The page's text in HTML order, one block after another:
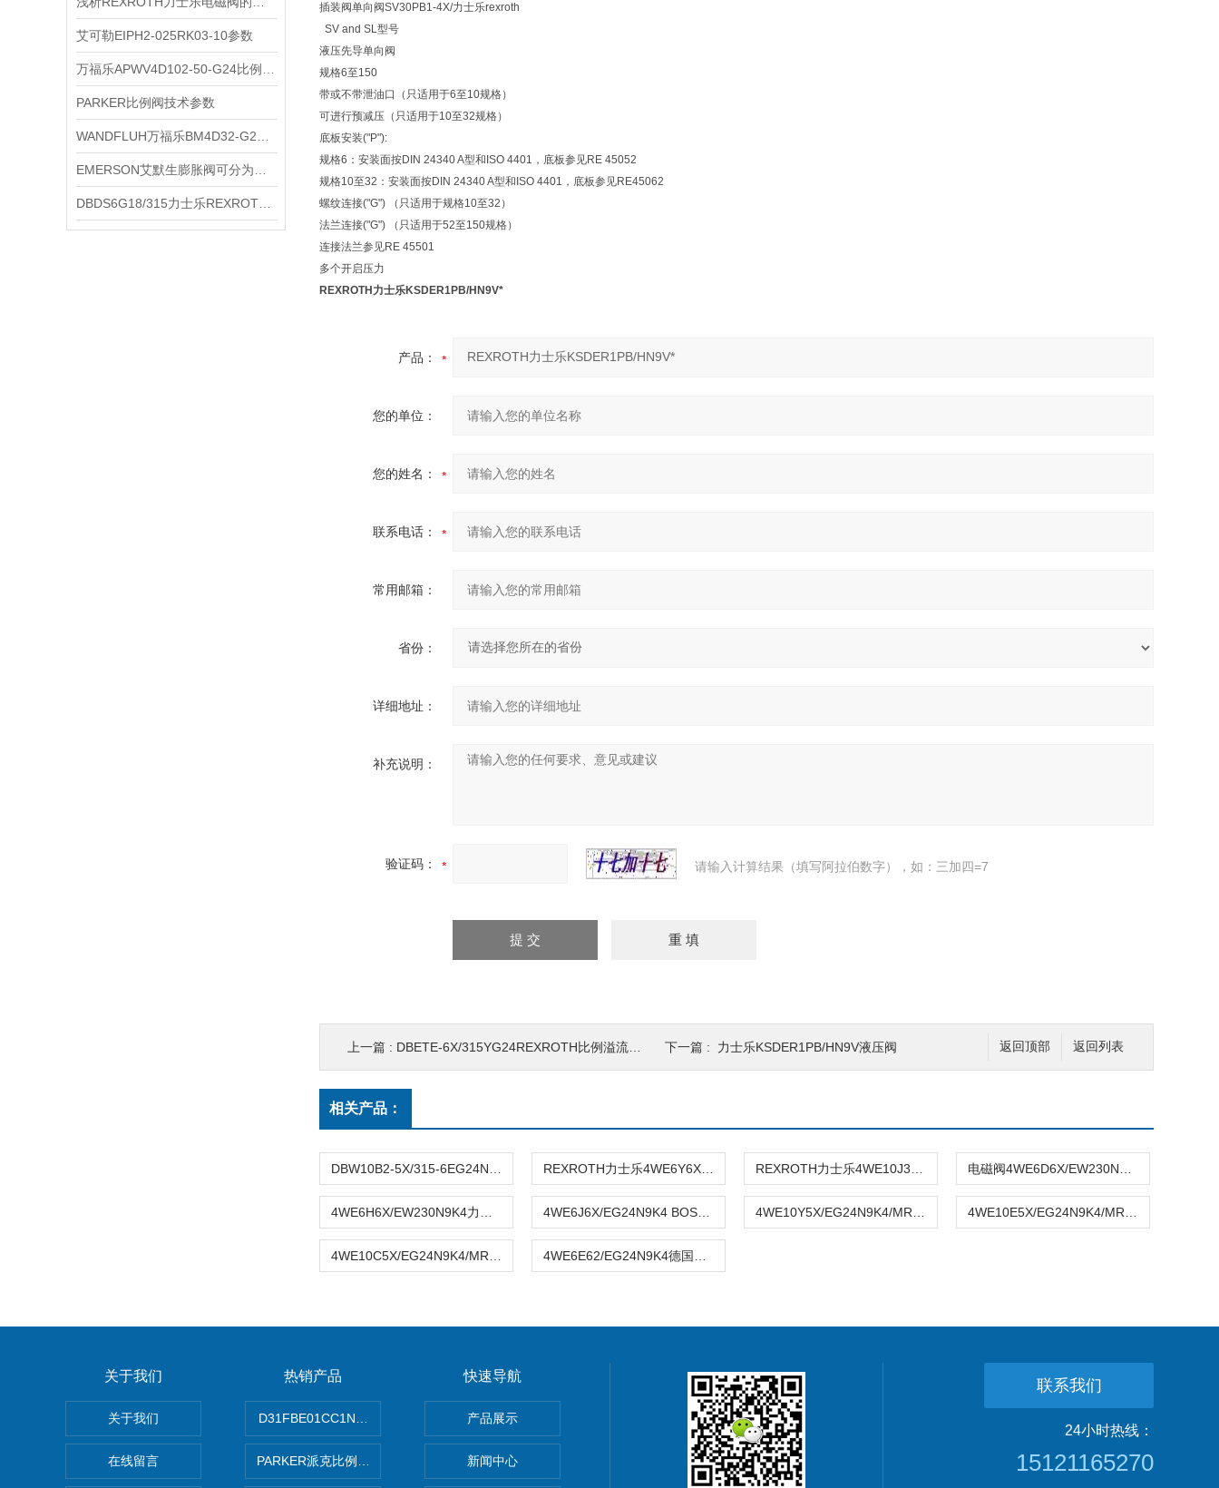
艾可勒EIPH2-025RK03-10参数
PARKER比例阀技术参数
插装阀单向阀SV30PB1-4X/力士乐rexroth
SV and SL型号
液压先导单向阀
规格6至150
带或不带泄油口（只适用于6至10规格）
可进行预减压（只适用于10至32规格）
底板安装("P"):
规格6：安装面按DIN 24340 A型和ISO 4401，底板参见RE 45052
规格10至32：安装面按DIN 24340 A型和ISO 4401，底板参见RE45062
螺纹连接("G") （只适用于规格10至32）
法兰连接("G") （只适用于52至150规格）
连接法兰参见RE 45501
多个开启压力
REXROTH力士乐KSDER1PB/HN9V*
产品：
您的单位：
您的姓名：
联系电话：
常用邮箱：
省份：
详细地址：
补充说明：
验证码： 请输入计算结果（填写阿拉伯数字），如：三加四=7
返回列表
返回顶部
上一篇 : DBETE-6X/315YG24REXROTH比例溢流阀DBETE系列 下一篇 : 力士乐KSDER1PB/HN9V液压阀
相关产品：
关于我们
关于我们
在线留言
热销产品
D31FBE01CC1NF00PARKER派克比例阀维修
PARKER派克比例阀 柱塞泵
快速导航
产品展示
新闻中心
联系我们
24小时热线：
15121165270